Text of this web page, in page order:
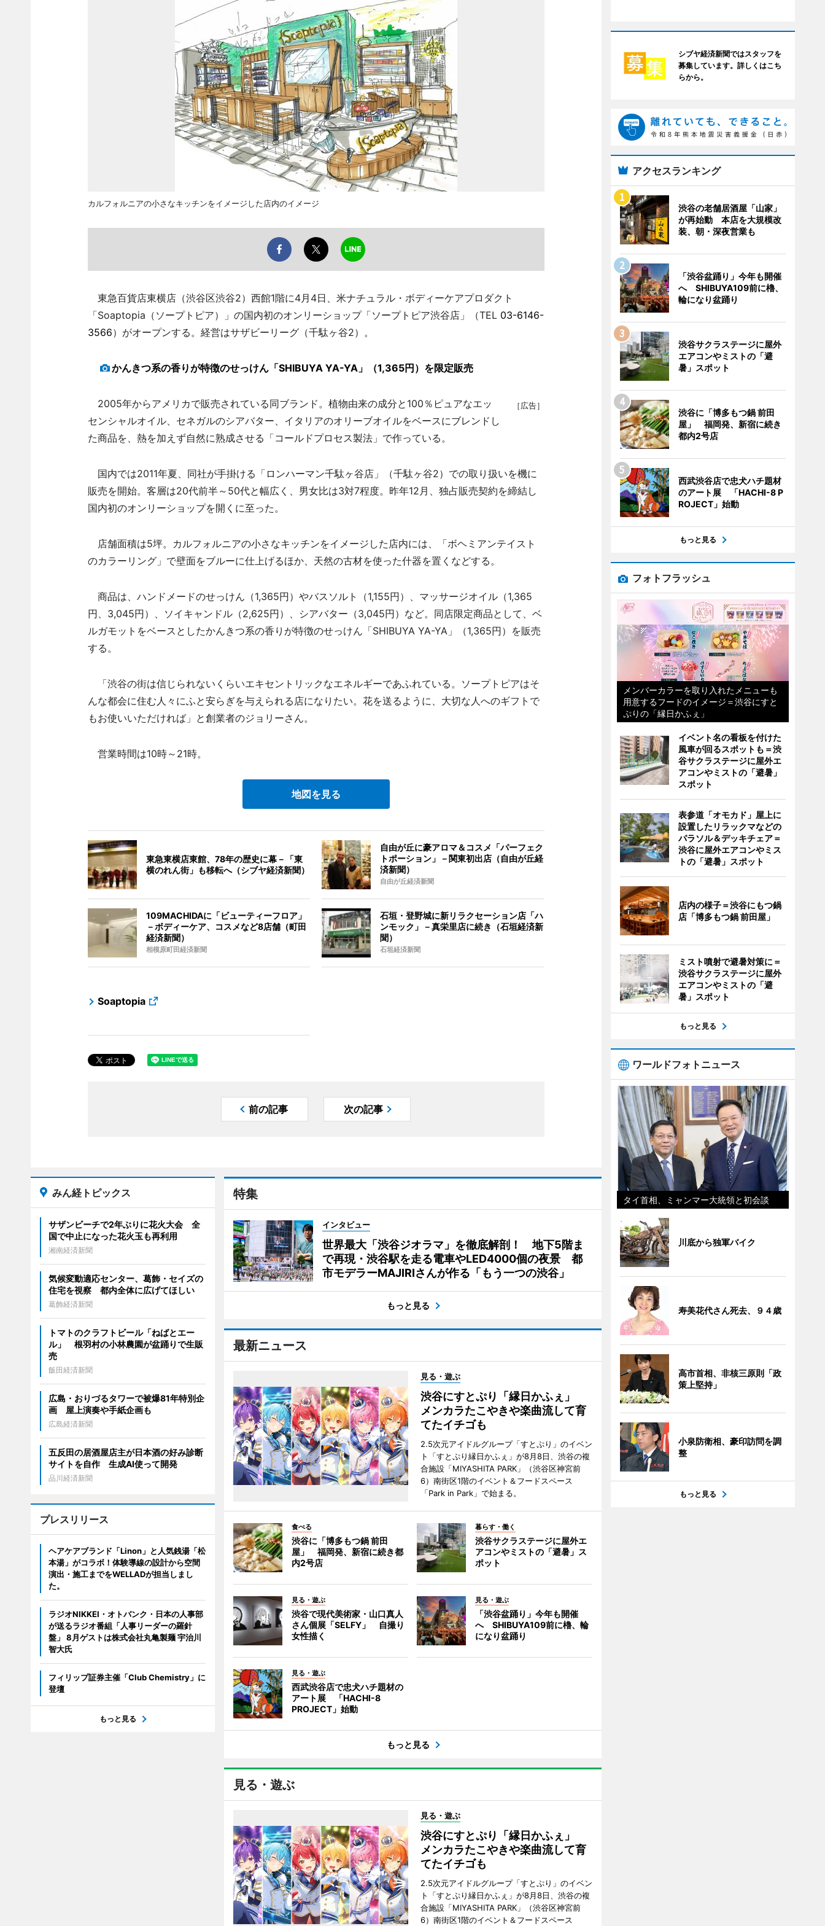
カルフォルニアの小さなキッチンをイメージした店内のイメージ
東急百貨店東横店（渋谷区渋谷2）西館1階に4月4日、米ナチュラル・ボディーケアプロダクト
「Soaptopia（ソープトピア）」の国内初のオンリーショップ「ソープトピア渋谷店」（TEL 03-6146-
3566）がオープンする。経営はサザビーリーグ（千駄ヶ谷2）。
かんきつ系の香りが特徴のせっけん「SHIBUYA YA-YA」（1,365円）を限定販売
［広告］
2005年からアメリカで販売されている同ブランド。植物由来の成分と100％ピュアなエッ
センシャルオイル、セネガルのシアバター、イタリアのオリーブオイルをベースにブレンドし
た商品を、熱を加えず自然に熟成させる「コールドプロセス製法」で作っている。
国内では2011年夏、同社が手掛ける「ロンハーマン千駄ヶ谷店」（千駄ヶ谷2）での取り扱いを機に
販売を開始。客層は20代前半～50代と幅広く、男女比は3対7程度。昨年12月、独占販売契約を締結し
国内初のオンリーショップを開くに至った。
店舗面積は5坪。カルフォルニアの小さなキッチンをイメージした店内には、「ボヘミアンテイスト
のカラーリング」で壁面をブルーに仕上げるほか、天然の古材を使った什器を置くなどする。
商品は、ハンドメードのせっけん（1,365円）やバスソルト（1,155円）、マッサージオイル（1,365
円、3,045円）、ソイキャンドル（2,625円）、シアバター（3,045円）など。同店限定商品として、ベ
ルガモットをベースとしたかんきつ系の香りが特徴のせっけん「SHIBUYA YA-YA」（1,365円）を販売
する。
「渋谷の街は信じられないくらいエキセントリックなエネルギーであふれている。ソープトピアはそ
んな都会に住む人々にふと安らぎを与えられる店になりたい。花を送るように、大切な人へのギフトで
もお使いいただければ」と創業者のジョリーさん。
営業時間は10時～21時。
地図を見る
東急東横店東館、78年の歴史に幕－「東
横のれん街」も移転へ（シブヤ経済新聞）
自由が丘に豪アロマ＆コスメ「パーフェク
トポーション」－関東初出店（自由が丘経
済新聞）
自由が丘経済新聞
109MACHIDAに「ビューティーフロア」
－ボディーケア、コスメなど8店舗（町田
経済新聞）
相模原町田経済新聞
石垣・登野城に新リラクセーション店「ハ
ンモック」－真栄里店に続き（石垣経済新
聞）
石垣経済新聞
Soaptopia
前の記事 次の記事
特集
インタビュー
世界最大「渋谷ジオラマ」を徹底解剖！ 地下5階ま
で再現・渋谷駅を走る電車やLED4000個の夜景 都
市モデラーMAJIRIさんが作る「もう一つの渋谷」
もっと見る
最新ニュース
見る・遊ぶ
渋谷にすとぷり「縁日かふぇ」
メンカラたこやきや楽曲流して育
てたイチゴも
2.5次元アイドルグループ「すとぷり」のイベン
ト「すとぷり縁日かふぇ」が8月8日、渋谷の複
合施設「MIYASHITA PARK」（渋谷区神宮前
6）南街区1階のイベント＆フードスペース
「Park in Park」で始まる。
食べる
渋谷に「博多もつ鍋 前田
屋」 福岡発、新宿に続き都
内2号店
暮らす・働く
渋谷サクラステージに屋外エ
アコンやミストの「避暑」ス
ポット
見る・遊ぶ
渋谷で現代美術家・山口真人
さん個展「SELFY」 自撮り
女性描く
見る・遊ぶ
「渋谷盆踊り」今年も開催
へ SHIBUYA109前に櫓、輪
になり盆踊り
見る・遊ぶ
西武渋谷店で忠犬ハチ題材の
アート展 「HACHI-8
PROJECT」始動
もっと見る
見る・遊ぶ
見る・遊ぶ
渋谷にすとぷり「縁日かふぇ」
メンカラたこやきや楽曲流して育
てたイチゴも
2.5次元アイドルグループ「すとぷり」のイベン
ト「すとぷり縁日かふぇ」が8月8日、渋谷の複
合施設「MIYASHITA PARK」（渋谷区神宮前
6）南街区1階のイベント＆フードスペース
みん経トピックス
サザンビーチで2年ぶりに花火大会 全
国で中止になった花火玉も再利用
湘南経済新聞
気候変動適応センター、葛飾・セイズの
住宅を視察 都内全体に広げてほしい
葛飾経済新聞
トマトのクラフトビール「ねばとエー
ル」 根羽村の小林農園が盆踊りで生販
売
飯田経済新聞
広島・おりづるタワーで被爆81年特別企
画 屋上演奏や手紙企画も
広島経済新聞
五反田の居酒屋店主が日本酒の好み診断
サイトを自作 生成AI使って開発
品川経済新聞
プレスリリース
ヘアケアブランド「Linon」と人気銭湯「松
本湯」がコラボ！体験導線の設計から空間
演出・施工までをWELLADが担当しまし
た。
ラジオNIKKEI・オトバンク・日本の人事部
が送るラジオ番組「人事リーダーの羅針
盤」 8月ゲストは株式会社丸亀製麺 宇治川
智大氏
フィリップ証券主催「Club Chemistry」に
登壇
もっと見る
シブヤ経済新聞ではスタッフを
募集しています。詳しくはこち
らから。
アクセスランキング
渋谷の老舗居酒屋「山家」
が再始動 本店を大規模改
装、朝・深夜営業も
「渋谷盆踊り」今年も開催
へ SHIBUYA109前に櫓、
輪になり盆踊り
渋谷サクラステージに屋外
エアコンやミストの「避
暑」スポット
渋谷に「博多もつ鍋 前田
屋」 福岡発、新宿に続き
都内2号店
西武渋谷店で忠犬ハチ題材
のアート展 「HACHI-8 P
ROJECT」始動
もっと見る
フォトフラッシュ
メンバーカラーを取り入れたメニューも
用意するフードのイメージ＝渋谷にすと
ぷりの「縁日かふぇ」
イベント名の看板を付けた
風車が回るスポットも＝渋
谷サクラステージに屋外エ
アコンやミストの「避暑」
スポット
表参道「オモカド」屋上に
設置したリラックマなどの
パラソル＆デッキチェア＝
渋谷に屋外エアコンやミス
トの「避暑」スポット
店内の様子＝渋谷にもつ鍋
店「博多もつ鍋 前田屋」
ミスト噴射で避暑対策に＝
渋谷サクラステージに屋外
エアコンやミストの「避
暑」スポット
もっと見る
ワールドフォトニュース
タイ首相、ミャンマー大統領と初会談
川底から独軍バイク
寿美花代さん死去、９４歳
高市首相、非核三原則「政
策上堅持」
小泉防衛相、豪印訪問を調
整
もっと見る